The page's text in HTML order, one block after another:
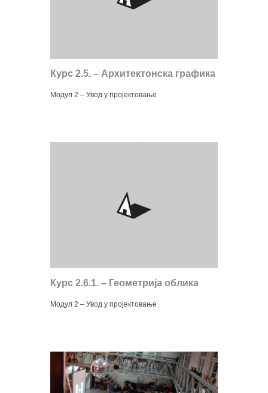
Курс 2.5. – Архитектонска графика
Модул 2 – Увод у пројектовање
Курс 2.6.1. – Геометрија облика
Модул 2 – Увод у пројектовање